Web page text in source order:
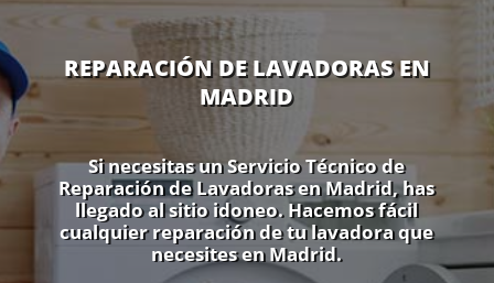
REPARACIÓN DE LAVADORAS EN
MADRID
Si necesitas un Servicio Técnico de
Reparación de Lavadoras en Madrid, has
llegado al sitio idoneo. Hacemos fácil
cualquier reparación de tu lavadora que
necesites en Madrid.